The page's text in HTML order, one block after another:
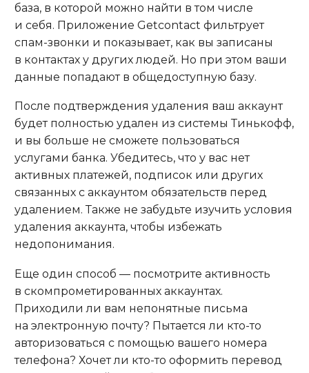
база, в которой можно найти в том числе
и себя. Приложение Getcontact фильтрует
спам-звонки и показывает, как вы записаны
в контактах у других людей. Но при этом ваши
данные попадают в общедоступную базу.
После подтверждения удаления ваш аккаунт
будет полностью удален из системы Тинькофф,
и вы больше не сможете пользоваться
услугами банка. Убедитесь, что у вас нет
активных платежей, подписок или других
связанных с аккаунтом обязательств перед
удалением. Также не забудьте изучить условия
удаления аккаунта, чтобы избежать
недопонимания.
Еще один способ — посмотрите активность
в скомпрометированных аккаунтах.
Приходили ли вам непонятные письма
на электронную почту? Пытается ли кто-то
авторизоваться с помощью вашего номера
телефона? Хочет ли кто-то оформить перевод